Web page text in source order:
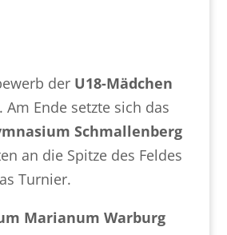
der U18-Mädchen
Am Ende setzte sich das
Schmallenberg
an die Spitze des Feldes
Turnier.
Marianum Warburg